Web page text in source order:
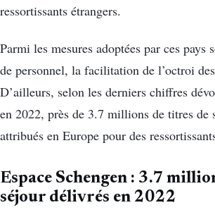
ressortissants étrangers.
Parmi les mesures adoptées par ces pays
de personnel, la facilitation de l’octroi
D’ailleurs, selon les derniers chiffres
en 2022, près de 3.7 millions de titres de
attribués en Europe pour des
Espace Schengen : 3.7
séjour délivrés en 2022